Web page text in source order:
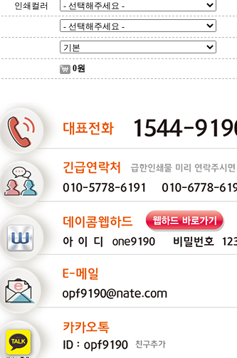
인쇄컬러
0원